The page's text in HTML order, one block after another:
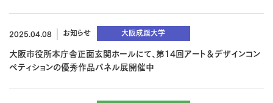
2025.04.08 お知らせ 大阪成蹊大学
大阪市役所本庁舎正面玄関ホールにて、第14回アート＆デザインコン
ペティションの優秀作品パネル展開催中